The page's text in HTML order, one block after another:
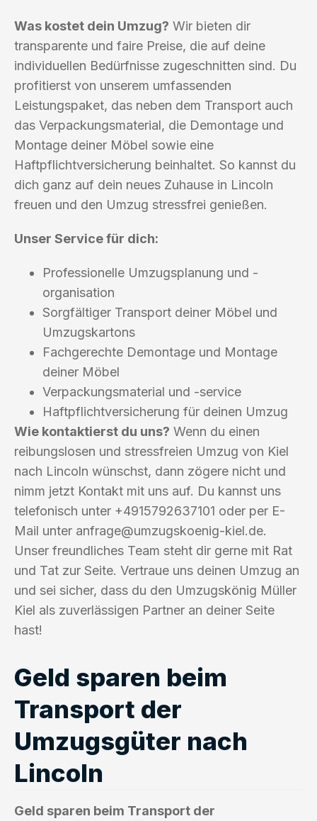
Was kostet dein Umzug? Wir bieten dir
transparente und faire Preise, die auf deine
individuellen Bedürfnisse zugeschnitten sind. Du
profitierst von unserem umfassenden
Leistungspaket, das neben dem Transport auch
das Verpackungsmaterial, die Demontage und
Montage deiner Möbel sowie eine
Haftpflichtversicherung beinhaltet. So kannst du
dich ganz auf dein neues Zuhause in Lincoln
freuen und den Umzug stressfrei genießen.
Unser Service für dich:
Professionelle Umzugsplanung und -
organisation
Sorgfältiger Transport deiner Möbel und
Umzugskartons
Fachgerechte Demontage und Montage
deiner Möbel
Verpackungsmaterial und -service
Haftpflichtversicherung für deinen Umzug
Wie kontaktierst du uns? Wenn du einen
reibungslosen und stressfreien Umzug von Kiel
nach Lincoln wünschst, dann zögere nicht und
nimm jetzt Kontakt mit uns auf. Du kannst uns
telefonisch unter +4915792637101 oder per E-
Mail unter anfrage@umzugskoenig-kiel.de.
Unser freundliches Team steht dir gerne mit Rat
und Tat zur Seite. Vertraue uns deinen Umzug an
und sei sicher, dass du den Umzugskönig Müller
Kiel als zuverlässigen Partner an deiner Seite
hast!
Geld sparen beim
Transport der
Umzugsgüter nach
Lincoln
Geld sparen beim Transport der